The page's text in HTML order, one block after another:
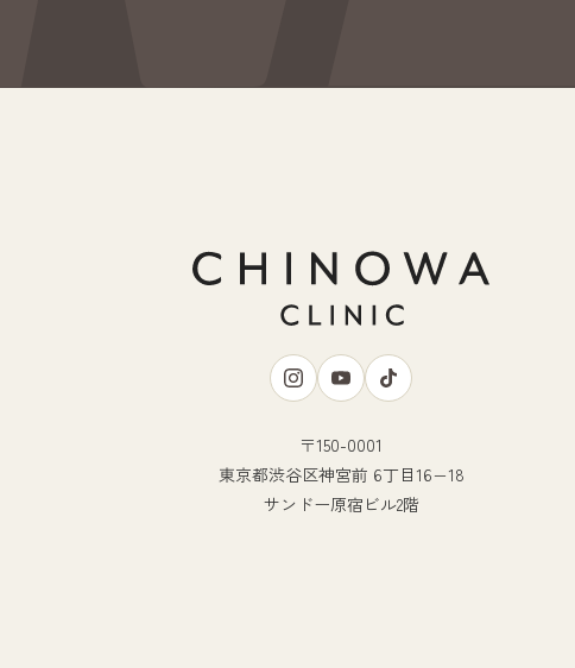
〒150-0001
東京都渋谷区神宮前 6丁目16−18
サンドー原宿ビル2階